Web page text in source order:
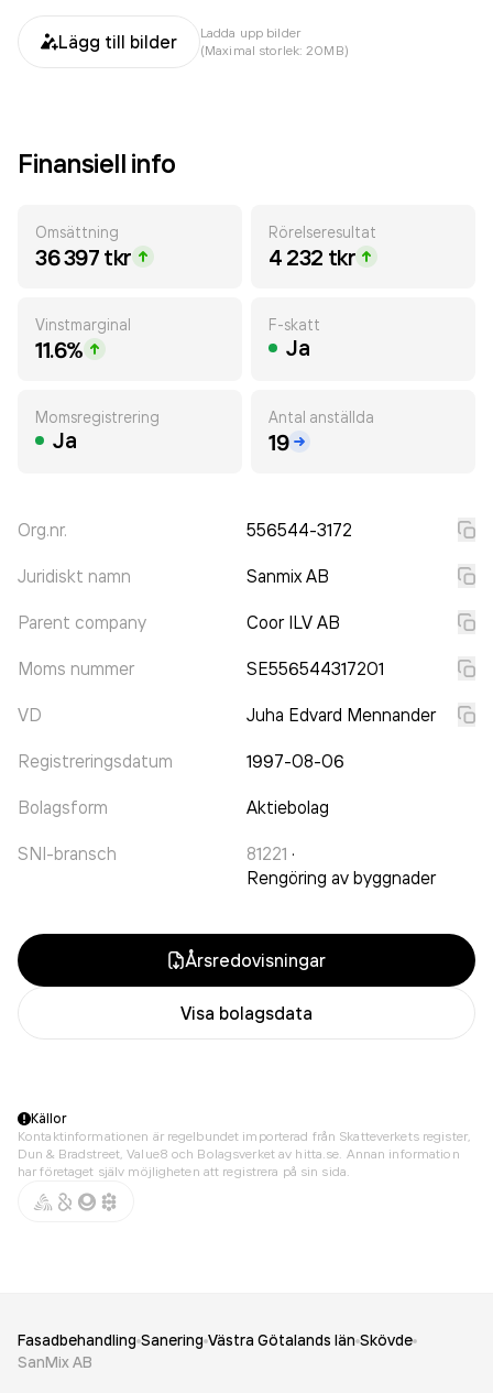
Lägg till bilder
Ladda upp bilder
(Maximal storlek: 20MB)
Finansiell info
Omsättning
36 397 tkr
Rörelseresultat
4 232 tkr
Vinstmarginal
11.6%
F-skatt
Ja
Momsregistrering
Ja
Antal anställda
19
Org.nr. 556544-3172
Juridiskt namn Sanmix AB
Parent company Coor ILV AB
Moms nummer SE556544317201
VD Juha Edvard Mennander
Registreringsdatum 1997-08-06
Bolagsform Aktiebolag
SNI-bransch 81221 ·
Rengöring av byggnader
Årsredovisningar
Visa bolagsdata
Källor
Kontaktinformationen är regelbundet importerad från Skatteverkets register,
Dun & Bradstreet, Value8 och Bolagsverket av hitta.se. Annan information
har företaget själv möjligheten att registrera på sin sida.
Fasadbehandling Sanering Västra Götalands län Skövde
SanMix AB